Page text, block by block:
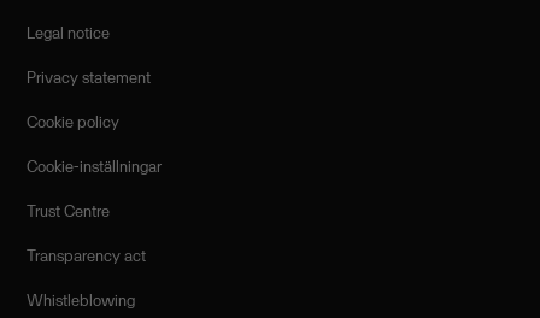
Legal notice
Privacy statement
Cookie policy
Cookie-inställningar
Trust Centre
Transparency act
Whistleblowing